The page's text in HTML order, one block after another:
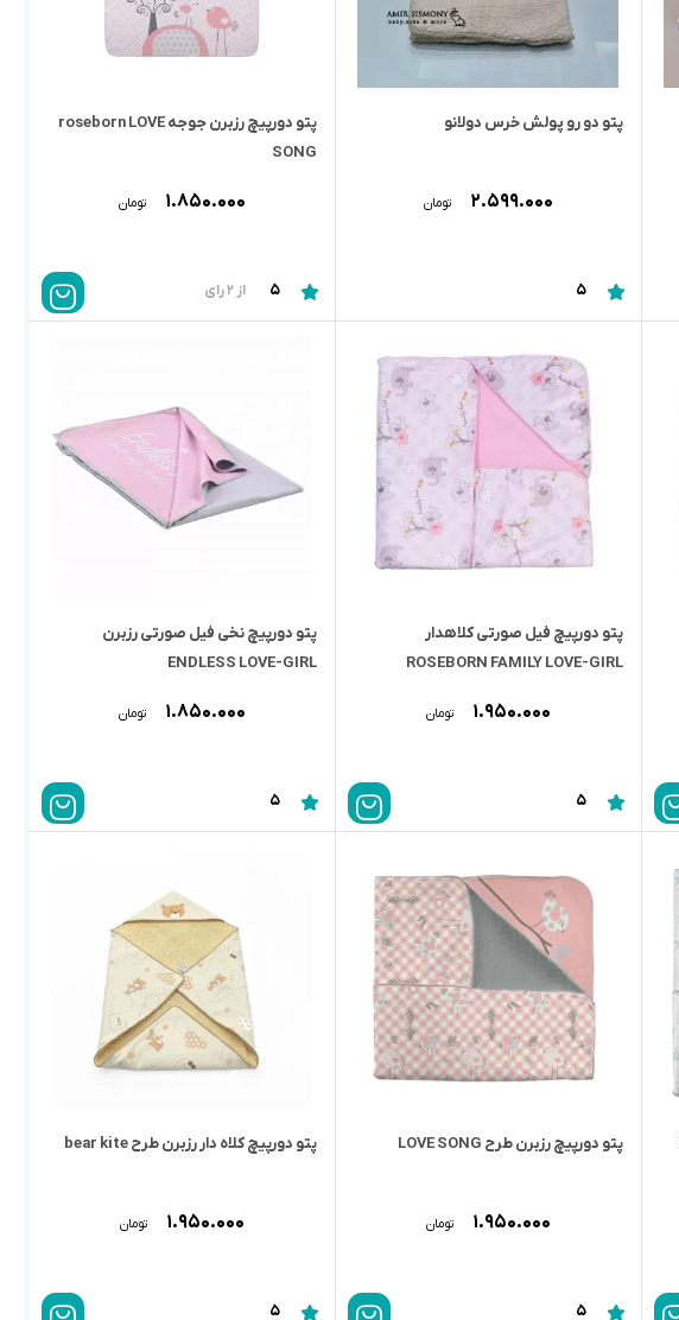
پتو دو رو پولش خرس دولانو
۲.۵۹۹.۰۰۰ تومان
5
پتو دورپيچ رزبرن جوجه roseborn LOVE
SONG
۱.۸۵۰.۰۰۰ تومان
5 از 2 رای
پتو دورپيچ فيل صورتى کلاهدار
ROSEBORN FAMILY LOVE-GIRL
۱.۹۵۰.۰۰۰ تومان
5
پتو دورپيچ نخى فيل صورتى رزبرن
ENDLESS LOVE-GIRL
۱.۸۵۰.۰۰۰ تومان
5
پتو دورپیچ رزبرن طرح LOVE SONG
۱.۹۵۰.۰۰۰ تومان
5
پتو دورپیچ کلاه دار رزبرن طرح bear kite
۱.۹۵۰.۰۰۰ تومان
5